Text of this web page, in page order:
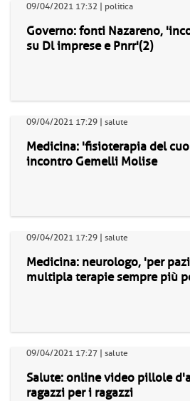
09/04/2021 17:32 | politica
Governo: fonti Nazareno,
su Dl imprese e Pnrr'(2)
09/04/2021 17:29 | salute
Medicina: 'fisioterapia del
incontro Gemelli Molise
09/04/2021 17:29 | salute
Medicina: neurologo, 'per
multipla terapie sempre più
09/04/2021 17:27 | salute
Salute: online video pillole
ragazzi per i ragazzi